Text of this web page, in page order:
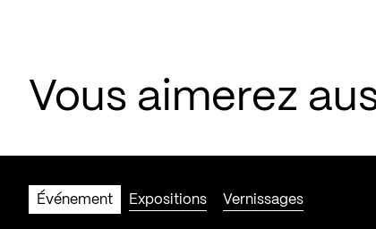
Vous aimerez
Événement Expositions Vernissages